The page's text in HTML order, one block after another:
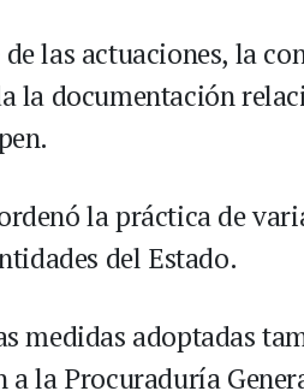
de las actuaciones, la
la documentación
la práctica de
del Estado.
medidas adoptadas
la Procuraduría